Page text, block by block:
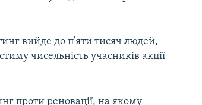
вийде до п'яти тисяч людей,
чисельність учасників акції
проти реновації, на якому